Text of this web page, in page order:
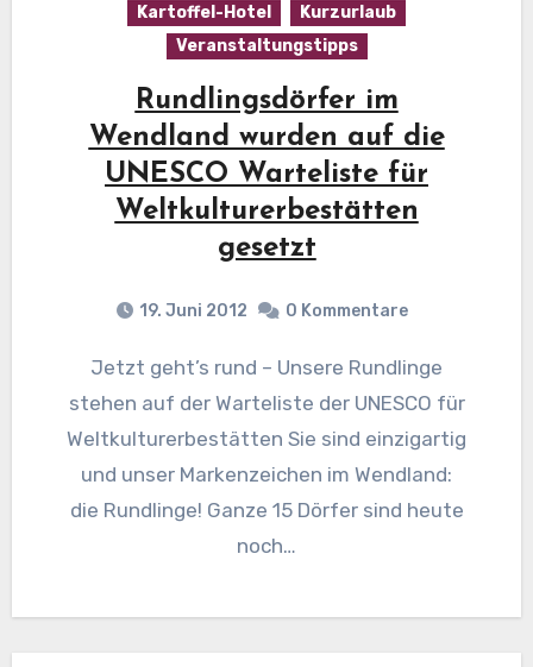
Kartoffel-Hotel
Kurzurlaub
Veranstaltungstipps
Rundlingsdörfer im
Wendland wurden auf die
UNESCO Warteliste für
Weltkulturerbestätten
gesetzt
19. Juni 2012 0 Kommentare
Jetzt geht’s rund – Unsere Rundlinge
stehen auf der Warteliste der UNESCO für
Weltkulturerbestätten Sie sind einzigartig
und unser Markenzeichen im Wendland:
die Rundlinge! Ganze 15 Dörfer sind heute
noch…